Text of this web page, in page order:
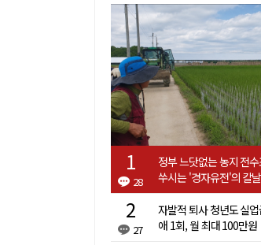
28
정부 느닷없는 농지 전
쑤시는 '경자유전'의 칼날
27
자발적 퇴사 청년도 실
애 1회, 월 최대 100만원